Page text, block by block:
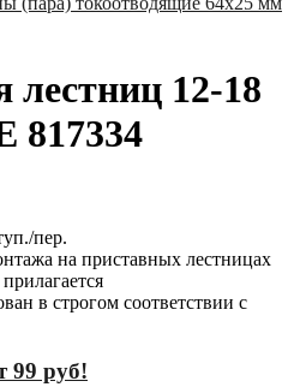
лестниц 12-18
817334
пер.
на приставных лестницах
в строгом соответствии с
99 руб!